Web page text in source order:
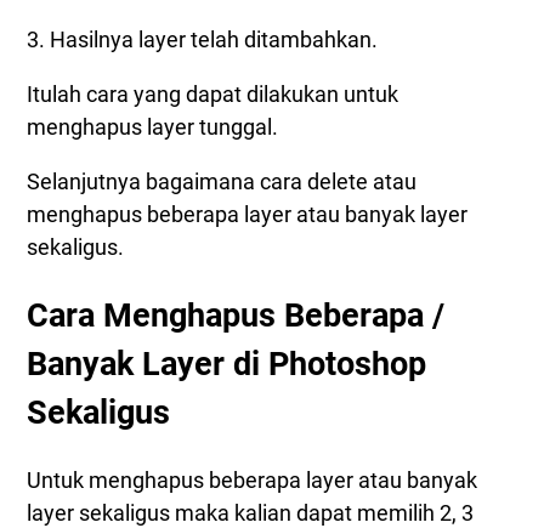
3. Hasilnya layer telah ditambahkan.
Itulah cara yang dapat dilakukan untuk
menghapus layer tunggal.
Selanjutnya bagaimana cara delete atau
menghapus beberapa layer atau banyak layer
sekaligus.
Cara Menghapus Beberapa /
Banyak Layer di Photoshop
Sekaligus
Untuk menghapus beberapa layer atau banyak
layer sekaligus maka kalian dapat memilih 2, 3